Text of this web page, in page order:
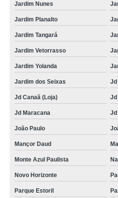
Jardim Nunes
Jardim Planalto
Jardim Tangará
Jardim Vetorrasso
Jardim Yolanda
Jardim dos Seixas Jd
Jd Canaã (Loja) Jd
Jd Maracana Jd
João Paulo
Mançor Daud
Monte Azul Paulista
Novo Horizonte
Parque Estoril